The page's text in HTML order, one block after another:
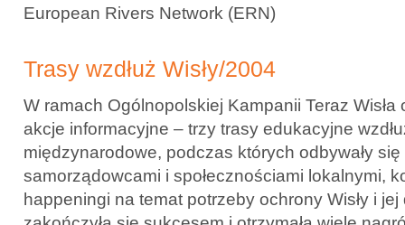
European Rivers Network (ERN)
Trasy wzdłuż Wisły/2004
W ramach Ogólnopolskiej Kampanii Teraz Wisła
akcje informacyjne – trzy trasy edukacyjne
międzynarodowe, podczas których odbywały
samorządowcami i społecznościami lokalnymi,
happeningi na temat potrzeby ochrony Wisły i